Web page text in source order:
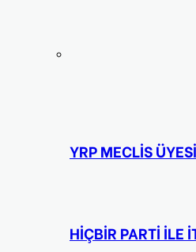
YRP MECLİS
HİÇBİR PARTİ İLE